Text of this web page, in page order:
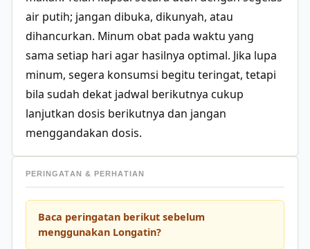
air putih; jangan dibuka, dikunyah, atau
dihancurkan. Minum obat pada waktu yang
sama setiap hari agar hasilnya optimal. Jika lupa
minum, segera konsumsi begitu teringat, tetapi
bila sudah dekat jadwal berikutnya cukup
lanjutkan dosis berikutnya dan jangan
menggandakan dosis.
PERINGATAN & PERHATIAN
Baca peringatan berikut sebelum
menggunakan Longatin?